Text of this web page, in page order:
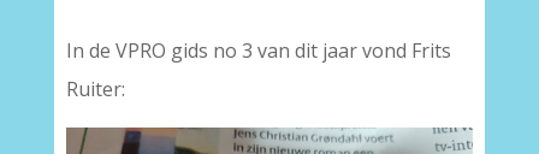
In de VPRO gids no 3 van dit jaar vond Frits
Ruiter: